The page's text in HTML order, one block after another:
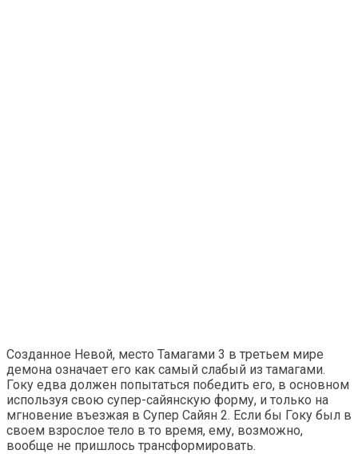
Созданное Невой, место Тамагами 3 в третьем мире
демона означает его как самый слабый из тамагами.
Гоку едва должен попытаться победить его, в основном
используя свою супер-сайянскую форму, и только на
мгновение въезжая в Супер Сайян 2. Если бы Гоку был в
своем взрослое тело в то время, ему, возможно,
вообще не пришлось трансформировать.